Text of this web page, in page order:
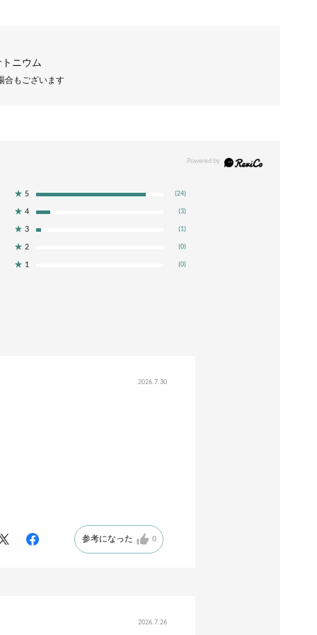
ニウム
合もございます
★ 5 (24)
★ 4 (3)
★ 3 (1)
★ 2 (0)
★ 1 (0)
2026.7.30
参考になった 0
2026.7.26